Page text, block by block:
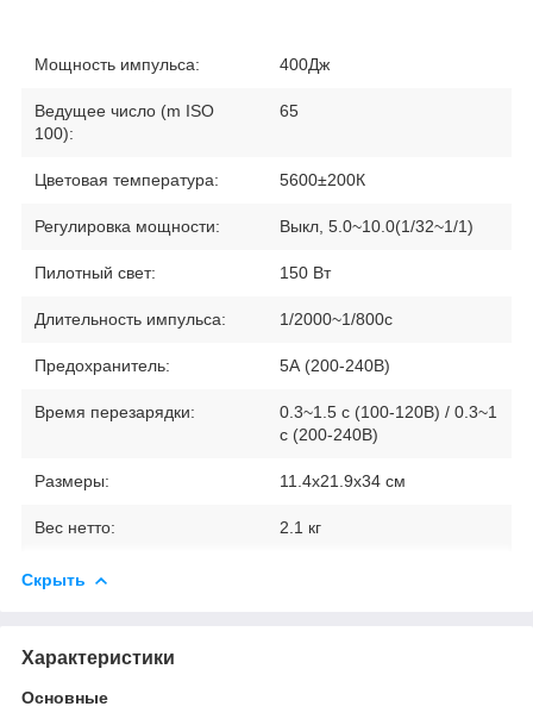
Мощность импульса: 400Дж
Ведущее число (m ISO
100):
65
Цветовая температура: 5600±200К
Регулировка мощности: Выкл, 5.0~10.0(1/32~1/1)
Пилотный свет: 150 Вт
Длительность импульса: 1/2000~1/800c
Предохранитель: 5А (200-240В)
Время перезарядки:
0.3~1.5 с (100-120В) / 0.3~1
с (200-240В)
Размеры: 11.4x21.9x34 см
Вес нетто: 2.1 кг
Скрыть
Характеристики
Основные